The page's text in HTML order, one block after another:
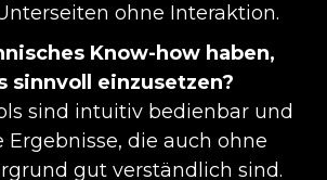
ohne Interaktion.
Know-how haben,
sinnvoll einzusetzen?
sind intuitiv bedienbar und
Ergebnisse, die auch ohne
gut verständlich sind.